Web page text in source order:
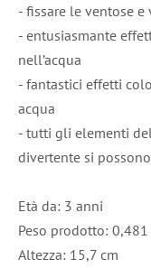
- fissare le ventose
- entusiasmante
nell’acqua
- fantastici effetti
acqua
- tutti gli elementi
divertente si
Età da: 3 anni
Peso prodotto:
Altezza: 15,7 cm